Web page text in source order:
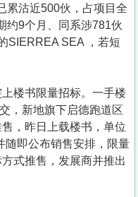
累沽近500伙，占项目全
约9个月、同系涉781伙
SIERREA SEA ，若短
楼书限量招标。一手楼
，新地旗下启德跑道区
，昨日上载楼书，单位
随即公布销售安排，限量
式推售，发展商并推出